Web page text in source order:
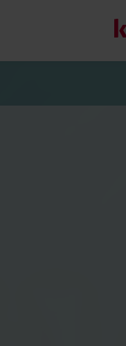
Notre
clients de